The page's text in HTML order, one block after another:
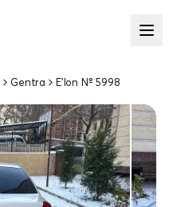
Gentra E'lon № 5998